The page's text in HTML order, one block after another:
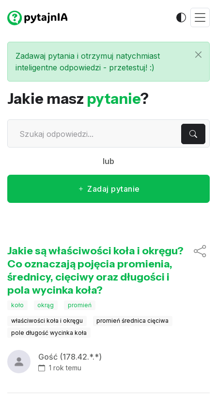
Zadawaj pytania i otrzymuj natychmiast
inteligentne odpowiedzi - przetestuj! :)
Jakie masz pytanie?
lub
Zadaj pytanie
Jakie są właściwości koła i okręgu?
Co oznaczają pojęcia promienia,
średnicy, cięciwy oraz długości i
pola wycinka koła?
koło okrąg promień
właściwości koła i okręgu
promień średnica cięciwa
pole długość wycinka koła
Gość (178.42.*.*)
1 rok temu